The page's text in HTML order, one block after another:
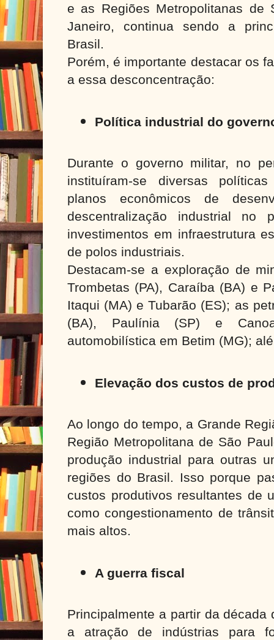
e as Regiões Metropolitanas
Janeiro, continua sendo a
Brasil.
Porém, é importante destacar os
a essa desconcentração:
Política industrial do
Durante o governo militar, no
instituíram-se diversas
planos econômicos de
descentralização industrial no
investimentos em infraestrutura
de polos industriais.
Destacam-se a exploração de
Trombetas (PA), Caraíba (BA) e
Itaqui (MA) e Tubarão (ES); as
(BA), Paulínia (SP) e
automobilística em Betim (MG);
Elevação dos custos de
Ao longo do tempo, a Grande
Região Metropolitana de São
produção industrial para outras
regiões do Brasil. Isso porque
custos produtivos resultantes de
como congestionamento de
mais altos.
A guerra fiscal
Principalmente a partir da década
a atração de indústrias para